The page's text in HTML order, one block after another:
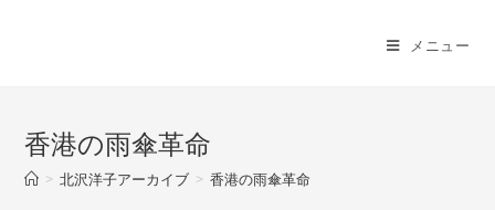
メニュー
香港の雨傘革命
> 北沢洋子アーカイブ > 香港の雨傘革命